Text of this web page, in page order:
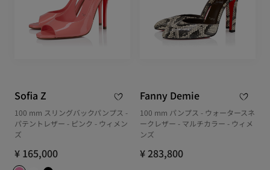
Sofia Z
100 mm スリングバックパンプス -
パテントレザー - ピンク - ウィメン
ズ
¥ 165,000
Fanny Demie
100 mm パンプス - ウォータースネ
ークレザー - マルチカラー - ウィメ
ンズ
¥ 283,800